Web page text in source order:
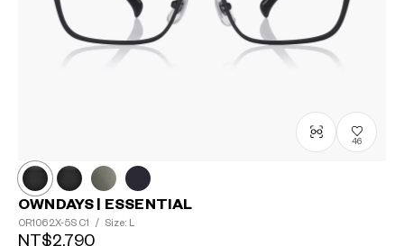
46
OWNDAYS | ESSENTIAL
OR1062X-5S C1 / Size: L
NT$2,790